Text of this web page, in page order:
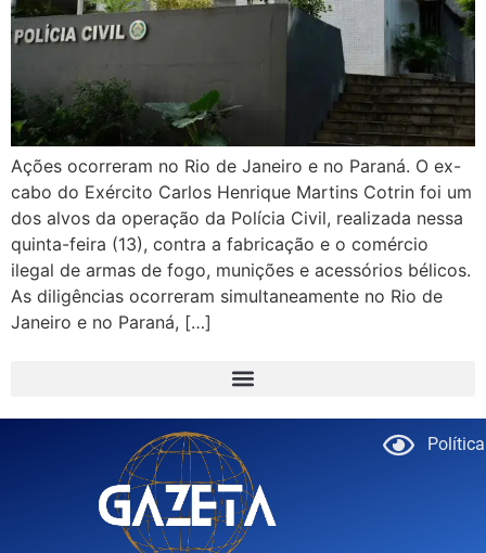
Ações ocorreram no Rio de Janeiro e no Paraná. O ex-
cabo do Exército Carlos Henrique Martins Cotrin foi um
dos alvos da operação da Polícia Civil, realizada nessa
quinta-feira (13), contra a fabricação e o comércio
ilegal de armas de fogo, munições e acessórios bélicos.
As diligências ocorreram simultaneamente no Rio de
Janeiro e no Paraná, […]